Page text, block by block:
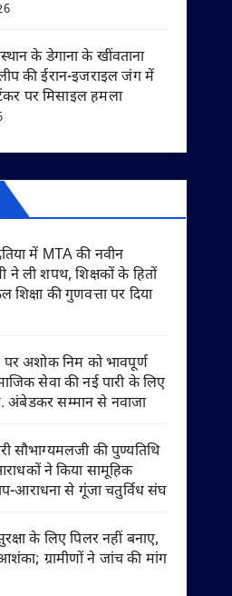
के डेगाना के खींवताना
की ईरान-इजराइल जंग में
पर मिसाइल हमला
में MTA की नवीन
ने ली शपथ, शिक्षकों के हितों
की गुणवत्ता पर दिया
पर अशोक निम को भावपूर्ण
सेवा की नई पारी के लिए
अंबेडकर सम्मान से नवाजा
सौभाग्यमलजी की पुण्यतिथि
ने किया सामूहिक
आराधना से गूंजा चतुर्विध संघ
के लिए पिलर नहीं बनाए,
ग्रामीणों ने जांच की मांग